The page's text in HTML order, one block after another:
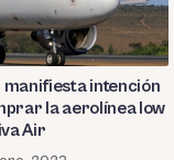
manifiesta intención
la aerolínea low
Air